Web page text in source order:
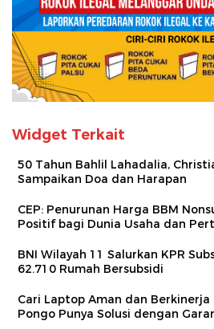
Widget Terkait
50 Tahun Bahlil Lahadalia,
Sampaikan Doa dan Harapan
CEP: Penurunan Harga BBM
Positif bagi Dunia Usaha dan
BNI Wilayah 11 Salurkan KPR
62.710 Rumah Bersubsidi
Cari Laptop Aman dan
Pongo Punya Solusi dengan